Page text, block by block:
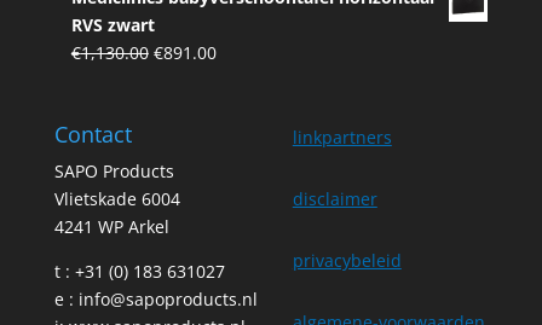
was:
€44.24.
is:
RVS zwart
€1,130.00 Original
€891.00Current
Contact
SAPO Products
Vlietskade 6004
4241 WP Arkel
t : +31 (0) 183 631027
e : info@sapoproducts.nl
linkpartners
disclaimer
privacybeleid